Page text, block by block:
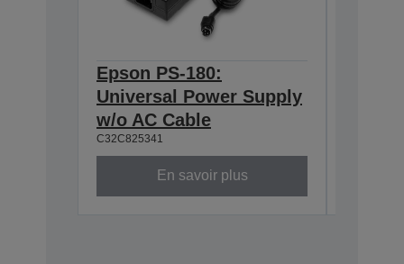
Epson PS-180:
Universal Power Supply
w/o AC Cable
C32C825341
En savoir plus